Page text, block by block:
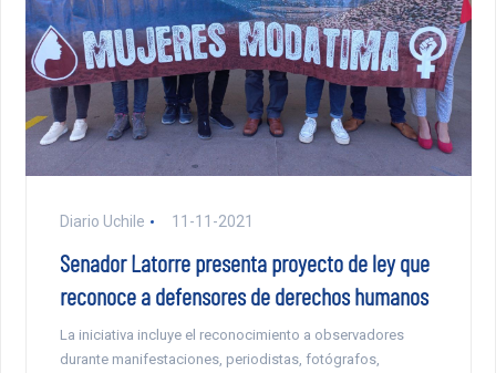
Diario Uchile 11-11-2021
Senador Latorre presenta proyecto de ley que
reconoce a defensores de derechos humanos
La iniciativa incluye el reconocimiento a observadores
durante manifestaciones, periodistas, fotógrafos,